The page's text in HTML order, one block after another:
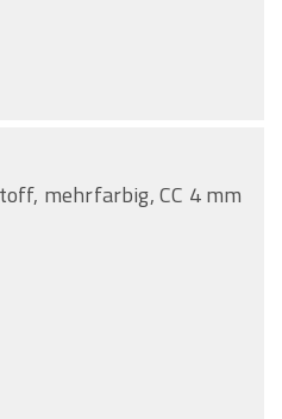
mehrfarbig, CC 4 mm